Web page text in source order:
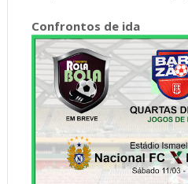
Confrontos de ida